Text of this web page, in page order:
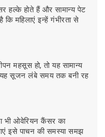
होते हैं और सामान्य पेट
महिलाएं इन्हें गंभीरता से
महसूस हो, तो यह सामान्य
सूजन लंबे समय तक बनी रह
भी ओवेरियन कैंसर का
इसे पाचन की समस्या समझ